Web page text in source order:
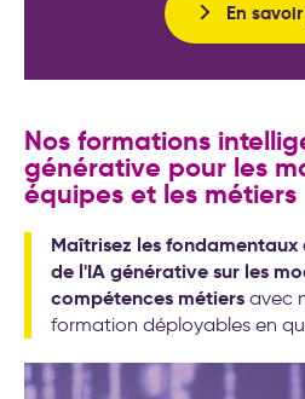
En
Nos formations
générative pour les
équipes et les métiers
Maîtrisez les
de l'IA générative sur les
compétences métiers avec
formation déployables en